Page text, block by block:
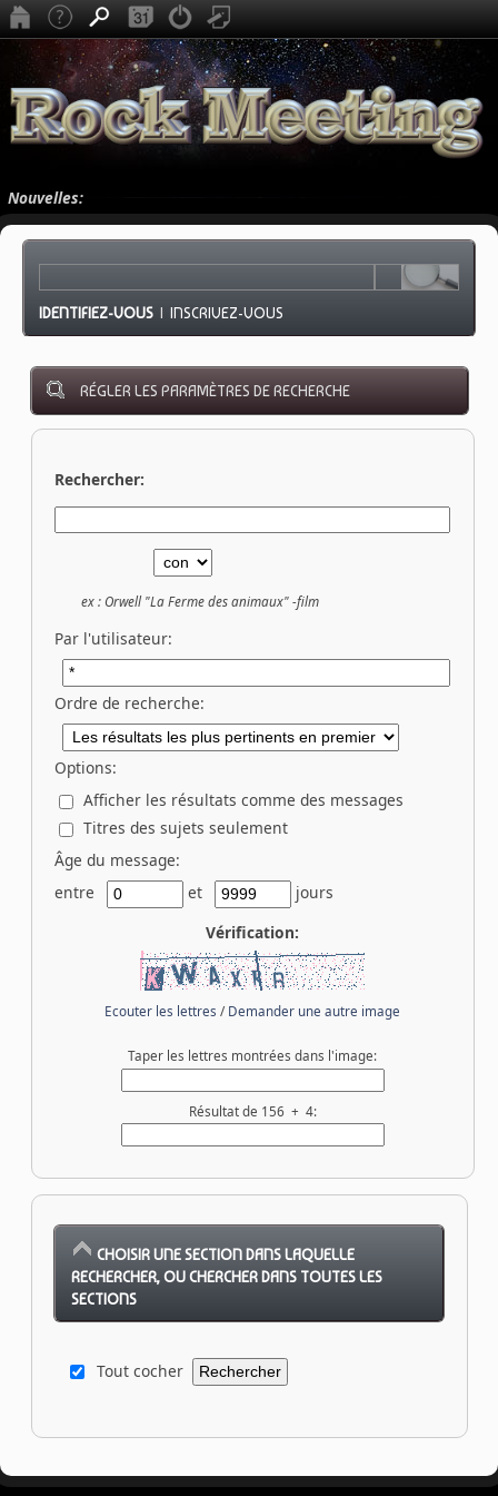
Nouvelles:
IDENTIFIEZ-VOUS |INSCRIVEZ-VOUS
RÉGLER LES PARAMÈTRES DE RECHERCHE
Rechercher:
ex :Orwell "La Ferme des animaux" -film
Par l'utilisateur:
Ordre de recherche:
Options:
Afficher les résultats comme des messages
Titres des sujets seulement
Âge du message:
entre
et
jours
Vérification:
Ecouter les lettres / Demander une autre image
Taper les lettres montrées dans l'image:
Résultat de 156 + 4:
CHOISIR UNE SECTION DANS LAQUELLE
RECHERCHER, OU CHERCHER DANS TOUTES LES
SECTIONS
Tout cocher